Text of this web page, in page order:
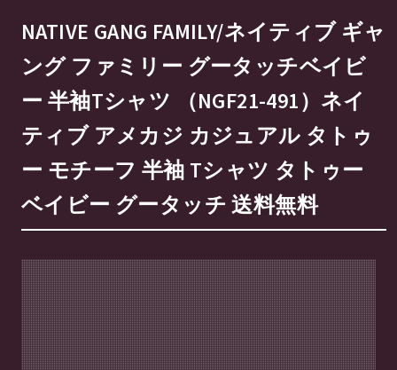
NATIVE GANG FAMILY/ネイティブ ギャ
ング ファミリー グータッチベイビ
ー 半袖Tシャツ （NGF21-491）ネイ
ティブ アメカジ カジュアル タトゥ
ー モチーフ 半袖 Tシャツ タトゥー
ベイビー グータッチ 送料無料